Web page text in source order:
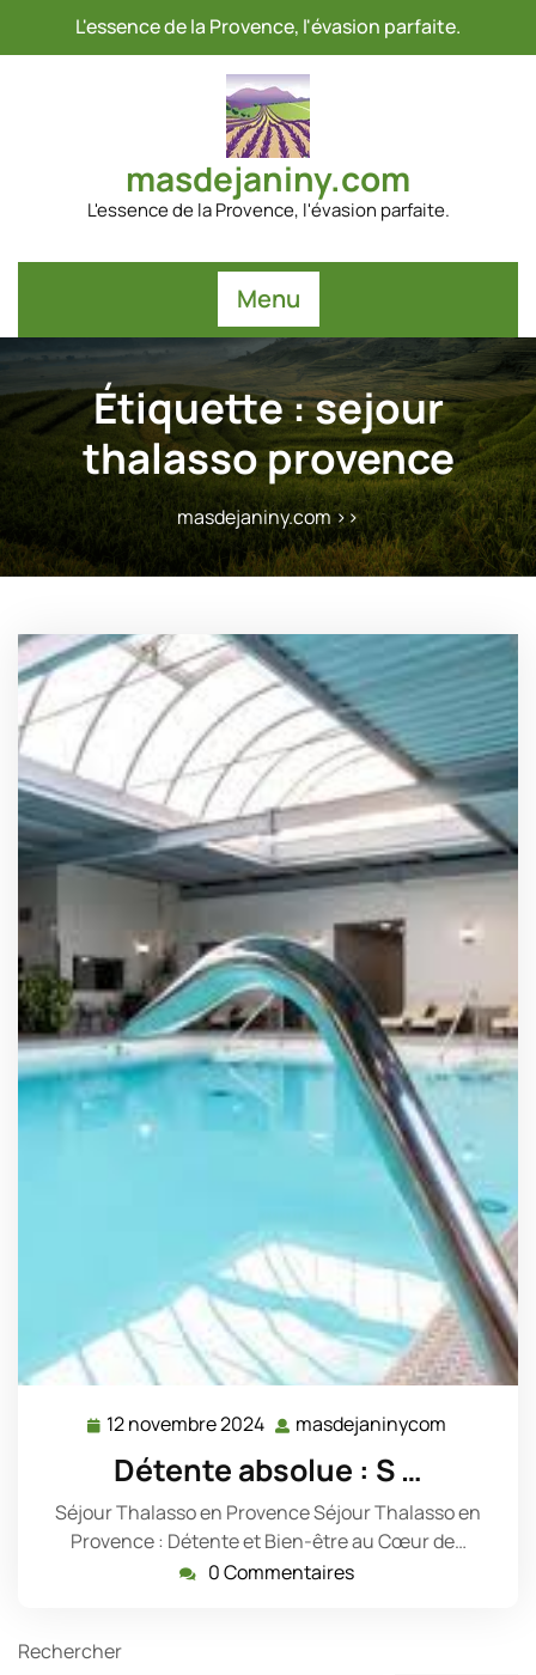
L'essence de la Provence, l'évasion parfaite.
masdejaniny.com
L'essence de la Provence, l'évasion parfaite.
Menu
Étiquette :sejour
thalasso provence
masdejaniny.com>>
12 novembre 2024 12
novembre
2024
masdejaninycom
Détente absolue : S …
Séjour Thalasso en Provence Séjour Thalasso en
Provence : Détente et Bien-être au Cœur de…
0 Commentaires
Rechercher